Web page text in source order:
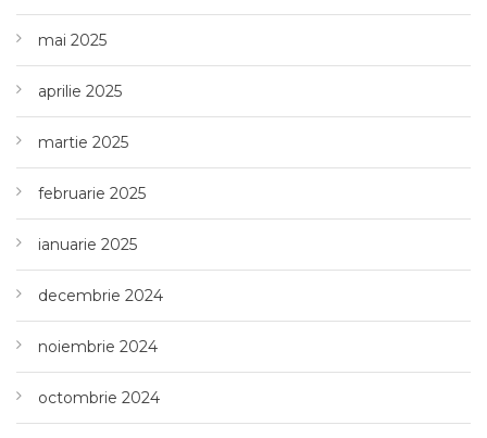
mai 2025
aprilie 2025
martie 2025
februarie 2025
ianuarie 2025
decembrie 2024
noiembrie 2024
octombrie 2024